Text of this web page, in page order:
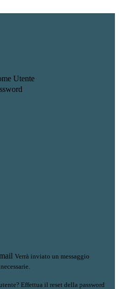
Utente
Verrà inviato un messaggio
Effettua il reset della password